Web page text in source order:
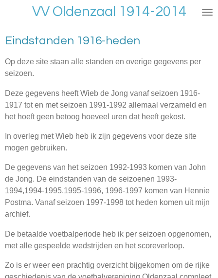
de
hoofdinhoud
VV Oldenzaal 1914-2014
Eindstanden 1916-heden
Op deze site staan alle standen en overige gegevens per
seizoen.
Deze gegevens heeft Wieb de Jong vanaf seizoen 1916-
1917 tot en met seizoen 1991-1992 allemaal verzameld en
het hoeft geen betoog hoeveel uren dat heeft gekost.
In overleg met Wieb heb ik zijn gegevens voor deze site
mogen gebruiken.
De gegevens van het seizoen 1992-1993 komen van John
de Jong. De eindstanden van de seizoenen 1993-
1994,1994-1995,1995-1996, 1996-1997 komen van Hennie
Postma. Vanaf seizoen 1997-1998 tot heden komen uit mijn
archief.
De betaalde voetbalperiode heb ik per seizoen opgenomen,
met alle gespeelde wedstrijden en het scoreverloop.
Zo is er weer een prachtig overzicht bijgekomen om de rijke